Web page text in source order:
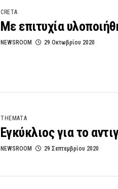
CRETA
Με επιτυχία
NEWSROOM 29 Οκτωβρίου 2020
THEMATA
Εγκύκλιος για το
NEWSROOM 29 Σεπτεμβρίου 2020